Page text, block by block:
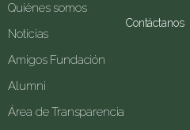
Quiénes somos
Noticias
Amigos Fundación
Alumni
Área de Transparencia
Contáctanos